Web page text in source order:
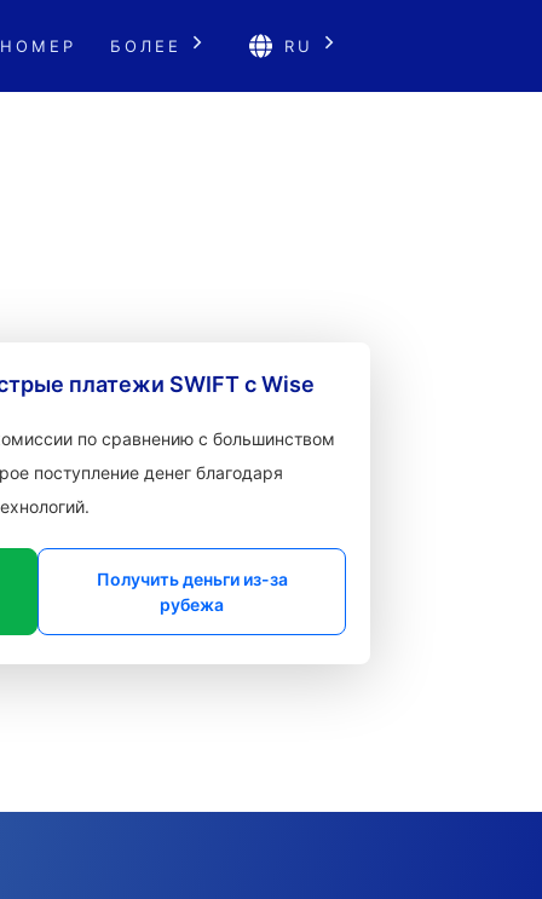
БОЛЕЕ RU
платежи SWIFT с Wise
по сравнению с большинством
поступление денег благодаря
Получить деньги из-за
рубежа